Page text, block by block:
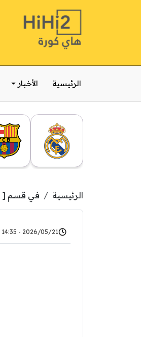
الرئيسية الأخبار
الرئيسية في قسم [
2026/05/21 - 14:35